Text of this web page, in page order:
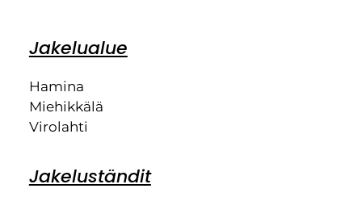
Jakelualue
Hamina
Miehikkälä
Virolahti
Jakeluständit